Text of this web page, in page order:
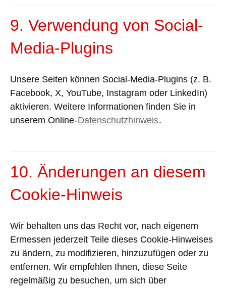
9. Verwendung von Social-
Media-Plugins
Unsere Seiten können Social-Media-Plugins (z. B.
Facebook, X, YouTube, Instagram oder LinkedIn)
aktivieren. Weitere Informationen finden Sie in
unserem Online-Datenschutzhinweis.
10. Änderungen an diesem
Cookie-Hinweis
Wir behalten uns das Recht vor, nach eigenem
Ermessen jederzeit Teile dieses Cookie-Hinweises
zu ändern, zu modifizieren, hinzuzufügen oder zu
entfernen. Wir empfehlen Ihnen, diese Seite
regelmäßig zu besuchen, um sich über